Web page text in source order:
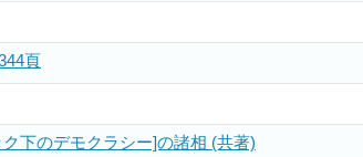
頁
下のデモクラシー]の諸相 (共著)